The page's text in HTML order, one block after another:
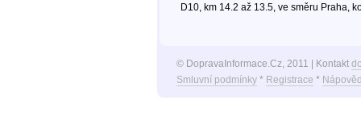
D10, km 14.2 až 13.5, ve směru Praha,
© DopravaInformace.Cz, 2011 | Kontakt
Smluvní podmínky* Registrace *